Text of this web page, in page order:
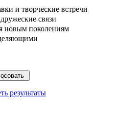
и творческие встречи
связи
новым поколениям
результаты